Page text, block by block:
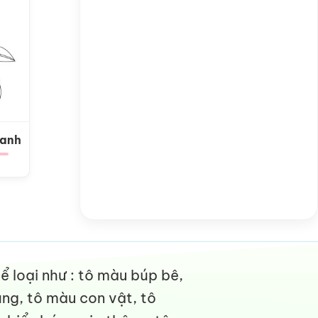
loại như : tô màu búp bê,
tô màu con vật, tô